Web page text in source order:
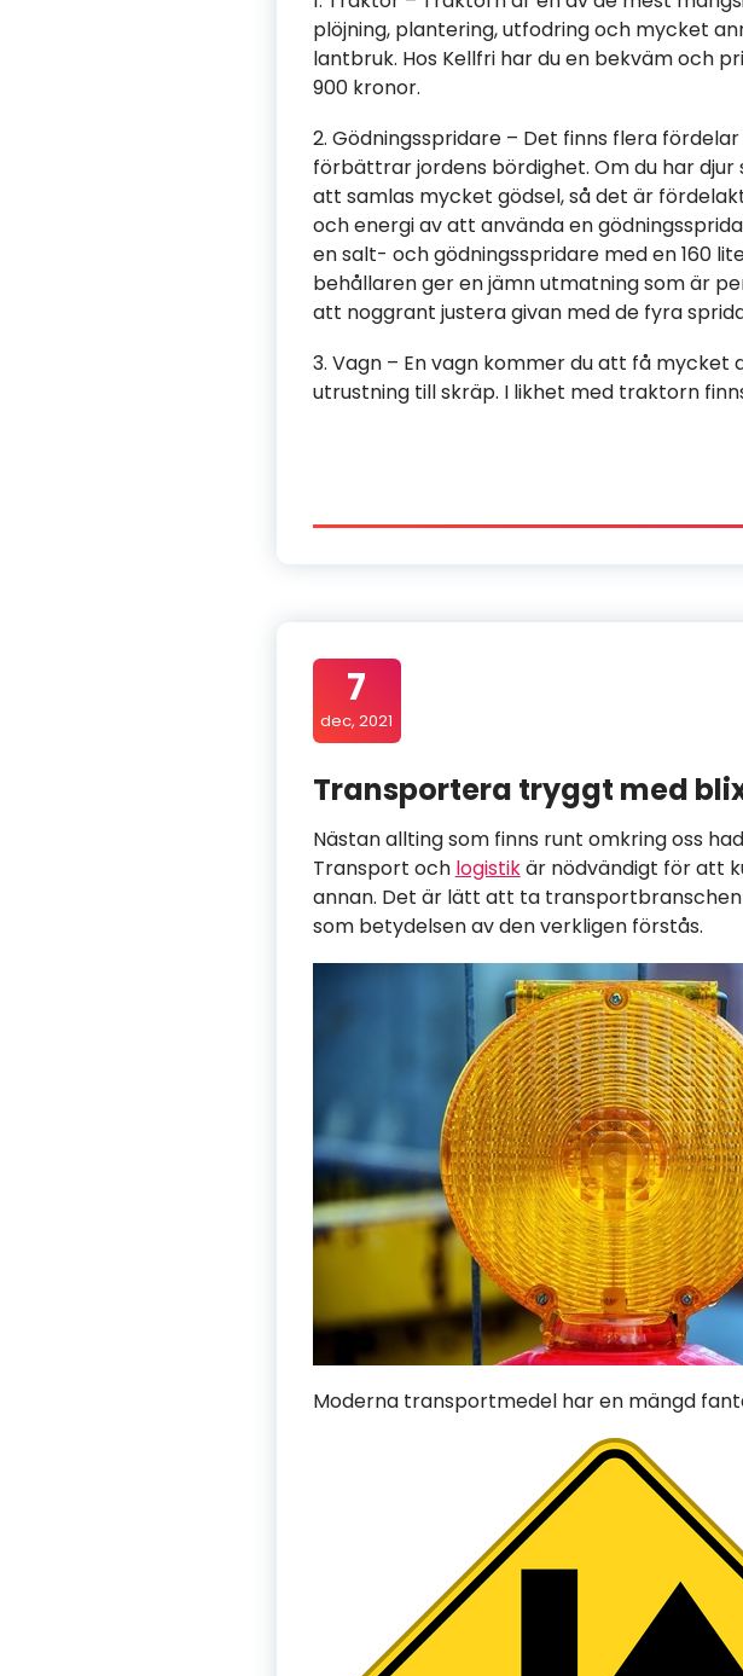
plöjning, plantering, utfodring och mycket
lantbruk. Hos Kellfri har du en bekväm och
900 kronor.
2. Gödningsspridare – Det finns flera
förbättrar jordens bördighet. Om du har
att samlas mycket gödsel, så det är
och energi av att använda en
en salt- och gödningsspridare med en 160
behållaren ger en jämn utmatning som är
att noggrant justera givan med de fyra
3. Vagn – En vagn kommer du att få
utrustning till skräp. I likhet med traktorn
7
dec, 2021
Transportera tryggt med
Nästan allting som finns runt omkring oss
Transport och logistikär nödvändigt för att
annan. Det är lätt att ta
som betydelsen av den verkligen förstås.
Moderna transportmedel har en mängd